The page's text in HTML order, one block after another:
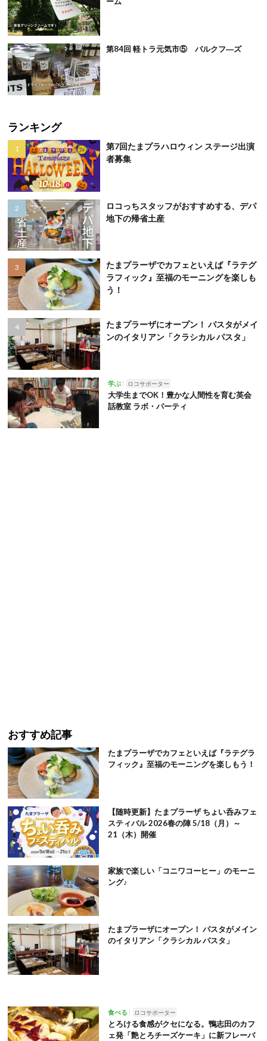
第84回 軽トラ元気市⑤ バルクフ―ズ
ランキング
第7回たまプラハロウィン ステージ出演
者募集
ロコっちスタッフがおすすめする、デパ
地下の帰省土産
たまプラーザでカフェといえば『ラテグ
ラフィック』至福のモーニングを楽しも
う！
たまプラーザにオープン！ パスタがメイ
ンのイタリアン「クラシカル パスタ」
学ぶ ロコサポーター
大学生までOK！豊かな人間性を育む英会
話教室 ラボ・パーティ
おすすめ記事
たまプラーザでカフェといえば『ラテグラ
フィック』至福のモーニングを楽しもう！
【随時更新】たまプラーザ ちょい呑みフェ
スティバル 2026春の陣 5/18（月）～
21（木）開催
家族で楽しい「コニワコーヒー」のモーニ
ング♪
たまプラーザにオープン！ パスタがメイン
のイタリアン「クラシカル パスタ」
食べる ロコサポーター
とろける食感がクセになる。鴨志田のカフ
ェ発「艶とろチーズケーキ」に新フレーバ